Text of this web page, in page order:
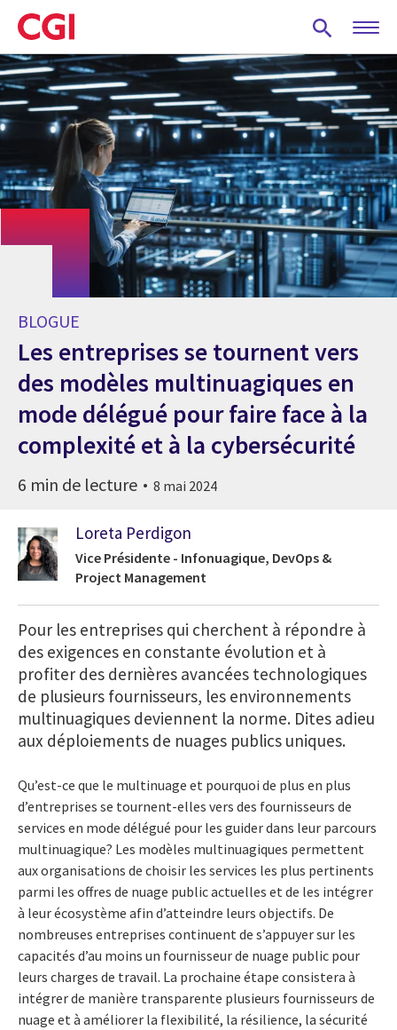
Skip
to
main
content
BLOGUE
Les entreprises se tournent vers
des modèles multinuagiques en
mode délégué pour faire face à la
complexité et à la cybersécurité
6 min de lecture 8 mai 2024
Loreta Perdigon
Vice Présidente - Infonuagique, DevOps &
Project Management
Pour les entreprises qui cherchent à répondre à
des exigences en constante évolution et à
profiter des dernières avancées technologiques
de plusieurs fournisseurs, les environnements
multinuagiques deviennent la norme. Dites adieu
aux déploiements de nuages publics uniques.
Qu’est-ce que le multinuage et pourquoi de plus en plus
d’entreprises se tournent-elles vers des fournisseurs de
services en mode délégué pour les guider dans leur parcours
multinuagique? Les modèles multinuagiques permettent
aux organisations de choisir les services les plus pertinents
parmi les offres de nuage public actuelles et de les intégrer
à leur écosystème afin d’atteindre leurs objectifs. De
nombreuses entreprises continuent de s’appuyer sur les
capacités d’au moins un fournisseur de nuage public pour
leurs charges de travail. La prochaine étape consistera à
intégrer de manière transparente plusieurs fournisseurs de
nuage et à améliorer la flexibilité, la résilience, la sécurité